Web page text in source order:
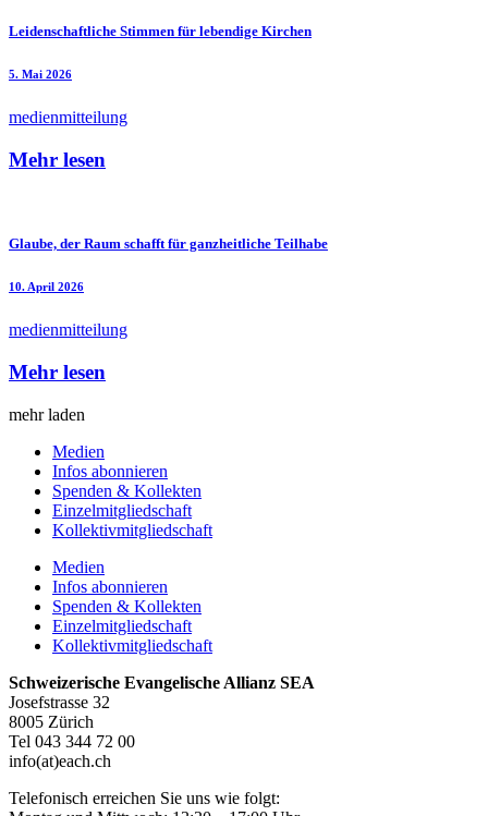
Leidenschaftliche Stimmen für lebendige Kirchen
5. Mai 2026
medienmitteilung
Mehr lesen
Glaube, der Raum schafft für ganzheitliche Teilhabe
10. April 2026
medienmitteilung
Mehr lesen
mehr laden
Medien
Infos abonnieren
Spenden & Kollekten
Einzelmitgliedschaft
Kollektivmitgliedschaft
Medien
Infos abonnieren
Spenden & Kollekten
Einzelmitgliedschaft
Kollektivmitgliedschaft
Schweizerische Evangelische Allianz SEA
Josefstrasse 32
8005 Zürich
Tel 043 344 72 00
info(at)each.ch
Telefonisch erreichen Sie uns wie folgt: